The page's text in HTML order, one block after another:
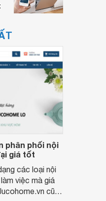
đ
bán
phân phối nội
giá tốt
các loại nội
việc mà giá
cũng